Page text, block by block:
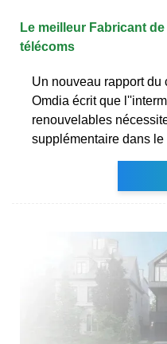
Le meilleur Fabricant
télécoms
Un nouveau rapport du
Omdia écrit que
renouvelables
supplémentaire dans le